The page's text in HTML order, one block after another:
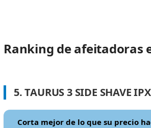
Ranking de afeitadoras
5. TAURUS 3 SIDE SHAVE
Corta mejor de lo que su precio